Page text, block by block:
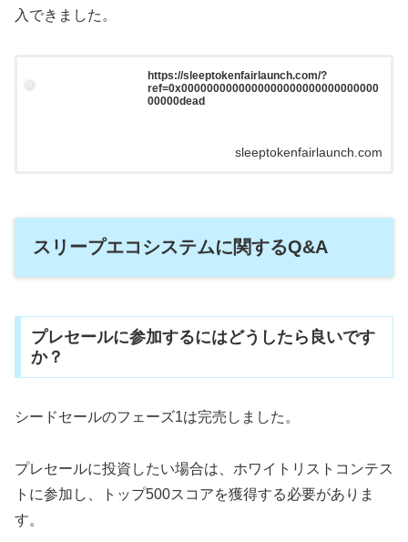
入できました。
https://sleeptokenfairlaunch.com/?
ref=0x0000000000000000000000000000000
00000dead
sleeptokenfairlaunch.com
スリープエコシステムに関するQ&A
プレセールに参加するにはどうしたら良いです
か？
シードセールのフェーズ1は完売しました。
プレセールに投資したい場合は、ホワイトリストコンテス
トに参加し、トップ500スコアを獲得する必要がありま
す。